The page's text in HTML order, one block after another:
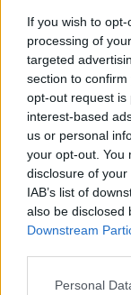
If you wish to
processing of
targeted
section to
opt-out request is
interest-based
us or personal
your opt-out. You
disclosure of
IAB’s list of
also be disclosed
Downstream
Please note that
Personal
szárazan
A szakmai
életében, pedig
kritikus
szakember),
előítéletektől
(vannak
és
és érvelni akár
(ilyenek is
esetekben